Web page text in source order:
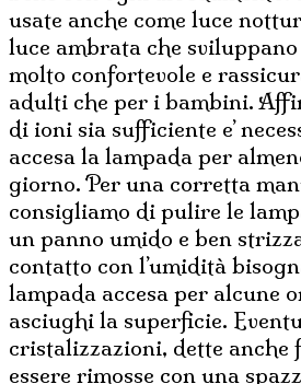
usate anche come luce
luce ambrata che
molto confortevole e
adulti che per i bambini.
di ioni sia sufficiente e’
accesa la lampada per
giorno. Per una corretta
consigliamo di pulire le
un panno umido e ben
contatto con l’umidità
lampada accesa per alcune
asciughi la superficie.
cristalizzazioni, dette anche
essere rimosse con una